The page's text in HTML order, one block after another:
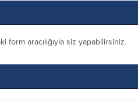
form aracılığıyla siz yapabilirsiniz.